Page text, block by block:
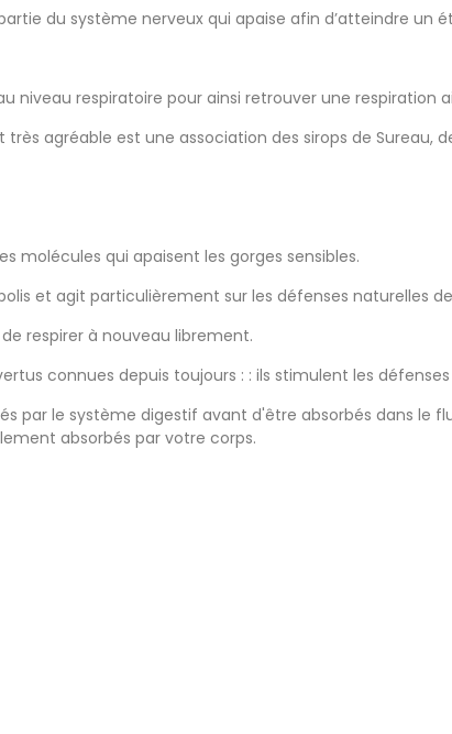
du système nerveux qui apaise afin d’atteindre un
niveau respiratoire pour ainsi retrouver une respiration
agréable est une association des sirops de Sureau,
molécules qui apaisent les gorges sensibles.
et agit particulièrement sur les défenses naturelles de
respirer à nouveau librement.
connues depuis toujours : : ils stimulent les
le système digestif avant d'être absorbés dans le
absorbés par votre corps.